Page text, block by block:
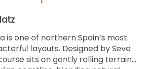
is one of northern Spain’s most
layouts. Designed by Seve
sits on gently rolling terrain